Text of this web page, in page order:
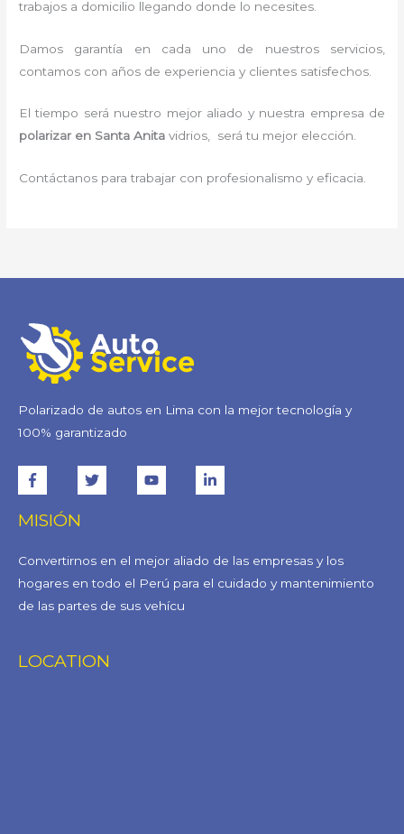
trabajos a domicilio llegando donde lo necesites.
Damos garantía en cada uno de nuestros servicios,
contamos con años de experiencia y clientes satisfechos.
El tiempo será nuestro mejor aliado y nuestra empresa de
polarizar en Santa Anita vidrios, será tu mejor elección.
Contáctanos para trabajar con profesionalismo y eficacia.
Polarizado de autos en Lima con la mejor tecnología y
100% garantizado
MISIÓN
Convertirnos en el mejor aliado de las empresas y los
hogares en todo el Perú para el cuidado y mantenimiento
de las partes de sus vehícu
LOCATION